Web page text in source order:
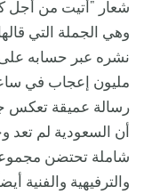
شعار "أتيت من أجل
وهي الجملة التي
نشره عبر حسابه
مليون إعجاب في
رسالة عميقة تعكس
أن السعودية لم
شاملة تحتضن مجموعة
والترفيهية والفنية